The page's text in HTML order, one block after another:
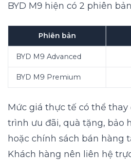
BYD M9 hiện có 2 phiên
Phiên bản
BYD M9 Advanced
BYD M9 Premium
Mức giá thực tế có thể
trình ưu đãi, quà tặng, bảo
hoặc chính sách bán hàng
Khách hàng nên liên hệ